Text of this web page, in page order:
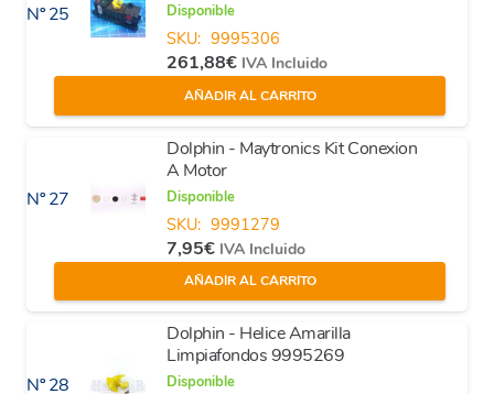
Nº 25 Disponible
SKU: 9995306
261,88€ IVA Incluido
AÑADIR AL CARRITO
Nº 27
Dolphin - Maytronics Kit Conexion
A Motor
Disponible
SKU: 9991279
7,95€ IVA Incluido
AÑADIR AL CARRITO
Nº 28
Dolphin - Helice Amarilla
Limpiafondos 9995269
Disponible